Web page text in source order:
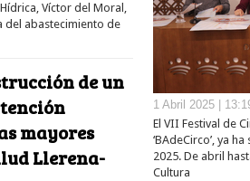
Víctor del Moral,
del abastecimiento de
de un
mayores
Llerena-
1 Abril 2025 |
El VII Festival de
‘BAdeCirco’, ya
2025. De abril
Cultura